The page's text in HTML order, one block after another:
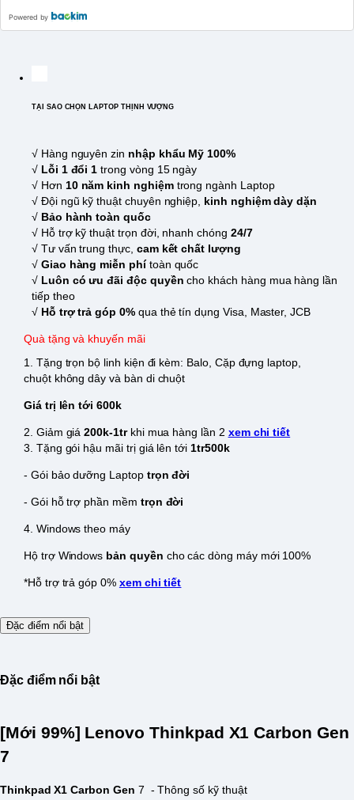
Powered by
TẠI SAO CHỌN LAPTOP THỊNH VƯỢNG
√ Hàng nguyên zin nhập khẩu Mỹ 100%
√ Lỗi 1 đổi 1 trong vòng 15 ngày
√ Hơn 10 năm kinh nghiệm trong ngành Laptop
√ Đội ngũ kỹ thuật chuyên nghiệp, kinh nghiệm dày dặn
√ Bảo hành toàn quốc
√ Hỗ trợ kỹ thuật trọn đời, nhanh chóng 24/7
√ Tư vấn trung thực, cam kết chất lượng
√ Giao hàng miễn phítoàn quốc
√ Luôn có ưu đãi độc quyền cho khách hàng mua hàng lần
tiếp theo
√ Hỗ trợ trả góp 0%qua thẻ tín dụng Visa, Master, JCB
Quà tặng và khuyến mãi
1. Tặng trọn bộ linh kiện đi kèm: Balo, Cặp đựng laptop,
chuột không dây và bàn di chuột
Giá trị lên tới 600k
2. Giảm giá200k-1trkhi mua hàng lần 2 xem chi tiết
3. Tặng gói hậu mãi trị giá lên tới 1tr500k
- Gói bảo dưỡng Laptop trọn đời
- Gói hỗ trợ phần mềm trọn đời
4. Windows theo máy
Hộ trợ Windows bản quyền cho các dòng máy mới 100%
*Hỗ trợ trả góp 0% xem chi tiết
Đặc điểm nổi bật
Đặc điểm nổi bật
[Mới 99%] Lenovo Thinkpad X1 Carbon Gen
7
Thinkpad X1 Carbon Gen 7 - Thông số kỹ thuật